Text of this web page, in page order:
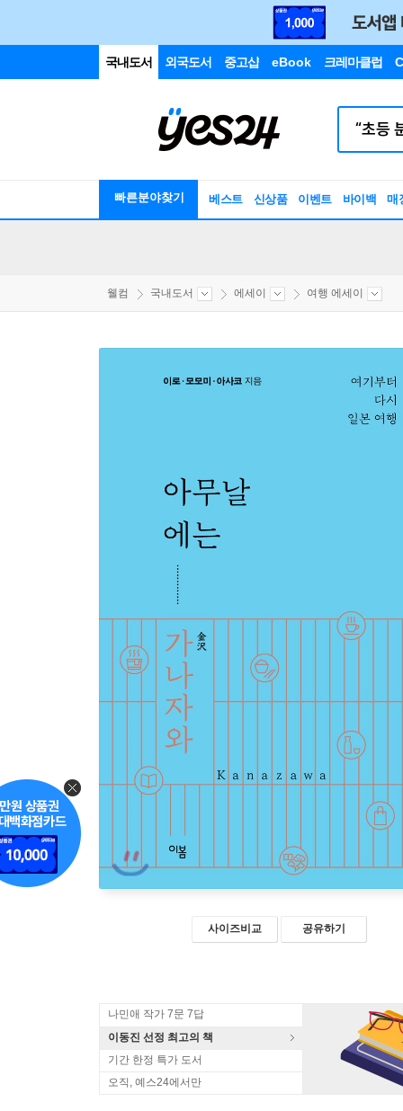
국내도서 외국도서 중고샵 eBook 크레마클럽
빠른분야찾기 베스트 신상품 이벤트 바이백 매
웰컴 국내도서 에세이 여행 에세이
사이즈비교 공유하기
나민애 작가 7문 7답
이동진 선정 최고의 책
기간 한정 특가 도서
오직, 예스24에서만